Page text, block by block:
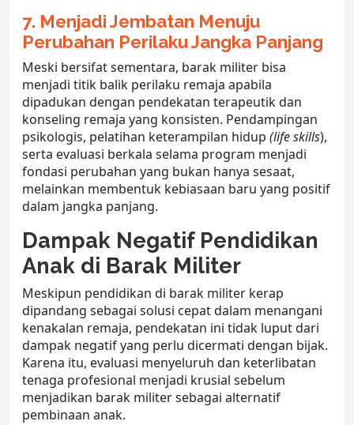
7. Menjadi Jembatan Menuju
Perubahan Perilaku Jangka Panjang
Meski bersifat sementara, barak militer bisa
menjadi titik balik perilaku remaja apabila
dipadukan dengan pendekatan terapeutik dan
konseling remaja yang konsisten. Pendampingan
psikologis, pelatihan keterampilan hidup (life skills),
serta evaluasi berkala selama program menjadi
fondasi perubahan yang bukan hanya sesaat,
melainkan membentuk kebiasaan baru yang positif
dalam jangka panjang.
Dampak Negatif Pendidikan
Anak di Barak Militer
Meskipun pendidikan di barak militer kerap
dipandang sebagai solusi cepat dalam menangani
kenakalan remaja, pendekatan ini tidak luput dari
dampak negatif yang perlu dicermati dengan bijak.
Karena itu, evaluasi menyeluruh dan keterlibatan
tenaga profesional menjadi krusial sebelum
menjadikan barak militer sebagai alternatif
pembinaan anak.